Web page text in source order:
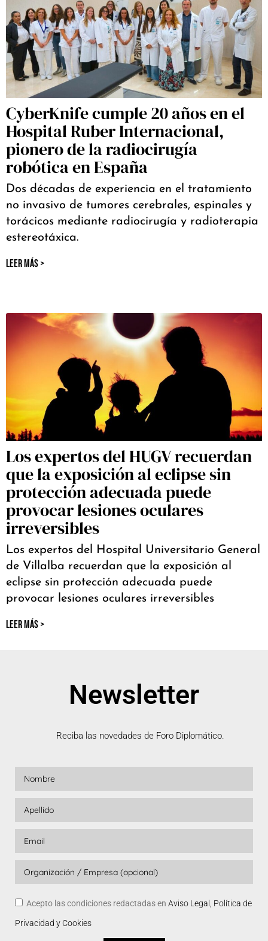
CyberKnife cumple 20 años en el
Hospital Ruber Internacional,
pionero de la radiocirugía
robótica en España
Dos décadas de experiencia en el tratamiento
no invasivo de tumores cerebrales, espinales y
torácicos mediante radiocirugía y radioterapia
estereotáxica.
LEER MÁS >
Los expertos del HUGV recuerdan
que la exposición al eclipse sin
protección adecuada puede
provocar lesiones oculares
irreversibles
Los expertos del Hospital Universitario General
de Villalba recuerdan que la exposición al
eclipse sin protección adecuada puede
provocar lesiones oculares irreversibles
LEER MÁS >
Newsletter
Reciba las novedades de Foro Diplomático.
Acepto las condiciones redactadas en Aviso Legal, Política de
Privacidad y Cookies